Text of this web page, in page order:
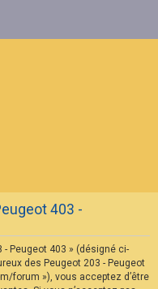
403 -
Peugeot 403 » (désigné ci-
des Peugeot 203 - Peugeot
forum »), vous acceptez d’être